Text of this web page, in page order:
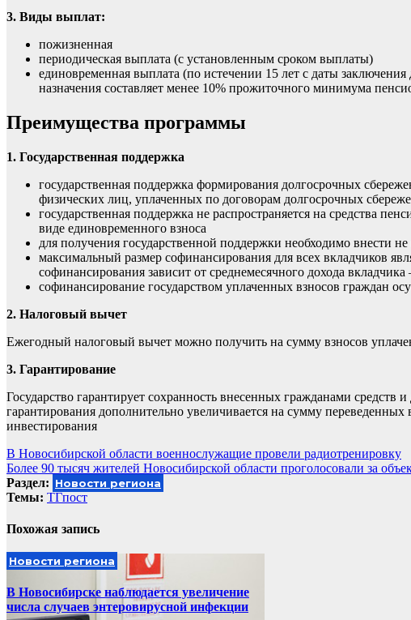
3. Виды выплат:
пожизненная
периодическая выплата (с установленным сроком выплаты)
единовременная выплата (по истечении 15 лет с даты
назначения составляет менее 10% прожиточного минимума
Преимущества программы
1. Государственная поддержка
государственная поддержка формирования долгосрочных
физических лиц, уплаченных по договорам долгосрочных
государственная поддержка не распространяется на средства
виде единовременного взноса
для получения государственной поддержки необходимо внести не
максимальный размер софинансирования для всех вкладчиков
софинансирования зависит от среднемесячного дохода
cофинансирование государством уплаченных взносов граждан
2. Налоговый вычет
Ежегодный налоговый вычет можно получить на сумму взносов
3. Гарантирование
Государство гарантирует сохранность внесенных гражданами средств
гарантирования дополнительно увеличивается на сумму
инвестирования
Навигация
по
записям
В Новосибирской области военнослужащие провели радиотренировку
Более 90 тысяч жителей Новосибирской области проголосовали за
Раздел: Новости региона
Темы: ТГпост
Похожая запись
Новости региона
В Новосибирске наблюдается увеличение
числа случаев энтеровирусной инфекции